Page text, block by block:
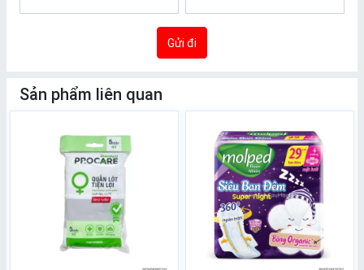
Gửi đi
Sản phẩm liên quan